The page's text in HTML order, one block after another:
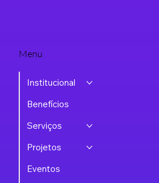
Menu
Institucional
Benefícios
Serviços
Projetos
Eventos